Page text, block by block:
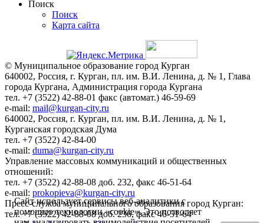
Поиск
Поиск
Карта сайта
© Муниципальное образование город Курган
640002, Россия, г. Курган, пл. им. В.И. Ленина, д. № 1, Глава
города Кургана, Администрация города Кургана
тел. +7 (3522) 42-88-01 факс (автомат.) 46-59-69
e-mail: mail@kurgan-city.ru
640002, Россия, г. Курган, пл. им. В.И. Ленина, д. № 1,
Курганская городская Дума
тел. +7 (3522) 42-84-00
e-mail: duma@kurgan-city.ru
Управление массовых коммуникаций и общественных
отношений:
тел. +7 (3522) 42-88-08 доб. 232, факс 46-51-64
e-mail: prokopieva@kurgan-city.ru
Пресс-служба муниципального образования город Курган:
тел. +7 (3522) 42-88-08 доб. 236, факс 46-51-64
Сайт использует сервисы веб-аналитики с
помощью технологии «cookie». Это позволяет